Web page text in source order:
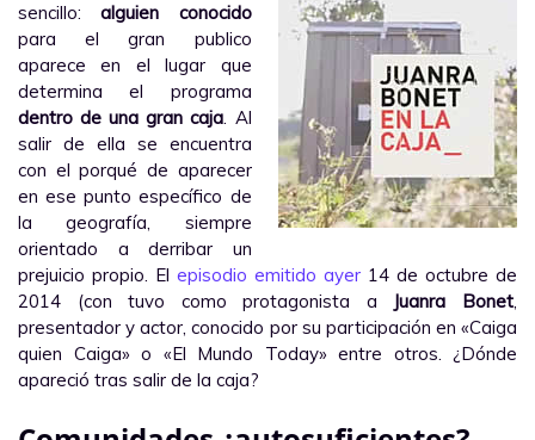
sencillo:alguien conocido
para el gran publico
aparece en el lugar que
determina el programa
dentro de una gran caja. Al
salir de ella se encuentra
con el porqué de aparecer
en ese punto específico de
la geografía, siempre
orientado a derribar un
prejuicio propio. El episodio emitido ayer 14 de octubre de
2014 (con tuvo como protagonista a Juanra Bonet,
presentador y actor, conocido por su participación en «Caiga
quien Caiga» o «El Mundo Today» entre otros. ¿Dónde
apareció tras salir de la caja?